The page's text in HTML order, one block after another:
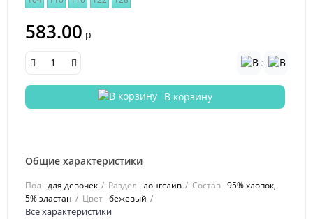
583.00 р
В корзину
Общие характеристики
Пол для девочек Раздел лонгслив Состав 95% хлопок,
5% эластан
Цвет бежевый
Все характеристики